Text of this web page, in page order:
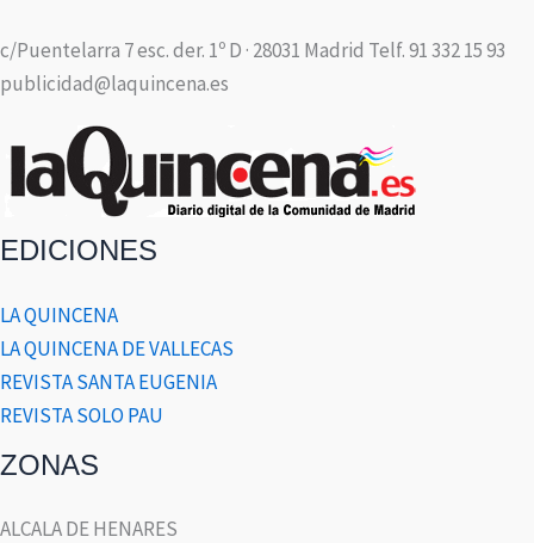
c/Puentelarra 7 esc. der. 1º D · 28031 Madrid Telf. 91 332 15 93
publicidad@laquincena.es
EDICIONES
LA QUINCENA
LA QUINCENA DE VALLECAS
REVISTA SANTA EUGENIA
REVISTA SOLO PAU
ZONAS
ALCALA DE HENARES